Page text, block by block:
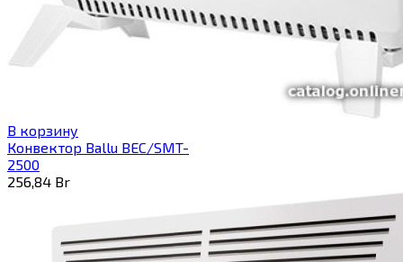
В корзину
Конвектор Ballu BEC/SMT-
2500
256,84 Br